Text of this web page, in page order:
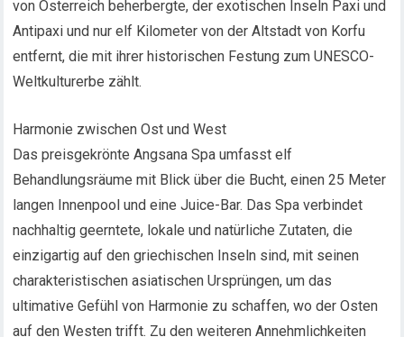
von Österreich beherbergte, der exotischen Inseln Paxi und
Antipaxi und nur elf Kilometer von der Altstadt von Korfu
entfernt, die mit ihrer historischen Festung zum UNESCO-
Weltkulturerbe zählt.
Harmonie zwischen Ost und West
Das preisgekrönte Angsana Spa umfasst elf
Behandlungsräume mit Blick über die Bucht, einen 25 Meter
langen Innenpool und eine Juice-Bar. Das Spa verbindet
nachhaltig geerntete, lokale und natürliche Zutaten, die
einzigartig auf den griechischen Inseln sind, mit seinen
charakteristischen asiatischen Ursprüngen, um das
ultimative Gefühl von Harmonie zu schaffen, wo der Osten
auf den Westen trifft. Zu den weiteren Annehmlichkeiten